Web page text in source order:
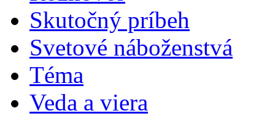
Skutočný príbeh
Svetové náboženstvá
Téma
Veda a viera